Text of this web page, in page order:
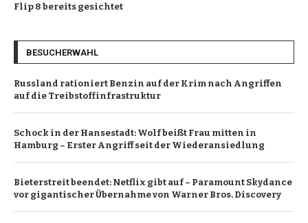
Flip 8 bereits gesichtet
BESUCHERWAHL
Russland rationiert Benzin auf der Krim nach Angriffen
auf die Treibstoffinfrastruktur
Schock in der Hansestadt: Wolf beißt Frau mitten in
Hamburg – Erster Angriff seit der Wiederansiedlung
Bieterstreit beendet: Netflix gibt auf – Paramount Skydance
vor gigantischer Übernahme von Warner Bros. Discovery